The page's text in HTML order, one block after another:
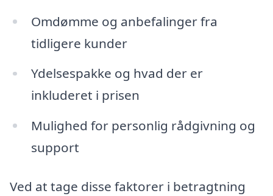
Omdømme og anbefalinger fra
tidligere kunder
Ydelsespakke og hvad der er
inkluderet i prisen
Mulighed for personlig rådgivning og
support
Ved at tage disse faktorer i betragtning